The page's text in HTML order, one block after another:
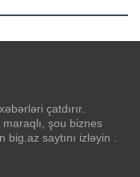
çatdırır.
şou biznes
big.az saytını izləyin .